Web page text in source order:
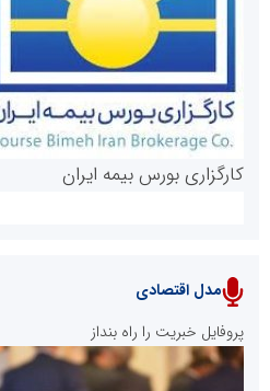
روابط عمومی خبرگزاری گزارش خبر
پایگاه خبری نهضت ملی مسکن
کارگزاری بورس بیمه ایران
مدل اقتصادی
پروفایل خبریت را راه بنداز